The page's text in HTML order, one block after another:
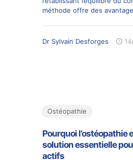
méthode offre des
Dr Sylvain Desforges
Ostéopathie
Pourquoi l’ostéopathie
solution essentielle
actifs